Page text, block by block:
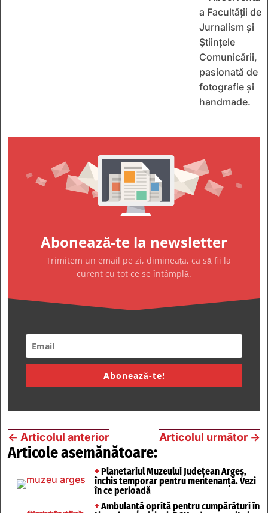
a Facultății de
Jurnalism și
Științele
Comunicării,
pasionată de
fotografie și
handmade.
Abonează-te la newsletter
Trimitem un email pe zi, dimineața, ca să fii la
curent cu tot ce se întâmplă.
Abonează-te!
← Articolul anterior Articolul următor →
Articole asemănătoare:
+ Planetariul Muzeului Județean Argeș,
închis temporar pentru mentenanță. Vezi
în ce perioadă
+ Ambulanță oprită pentru cumpărături în